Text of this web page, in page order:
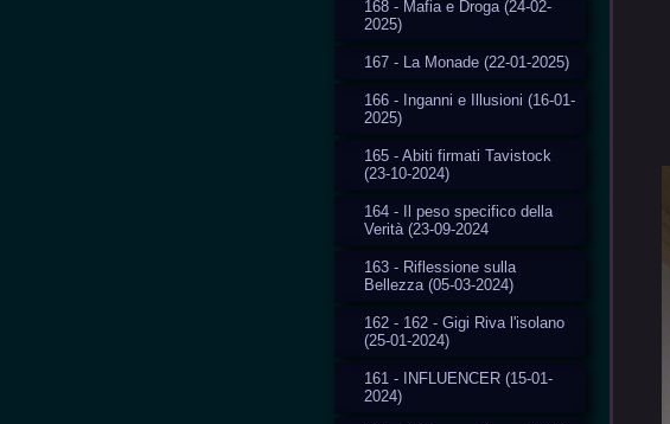
168 - Mafia e Droga (24-02-
2025)
167 - La Monade (22-01-2025)
166 - Inganni e Illusioni (16-01-
2025)
165 - Abiti firmati Tavistock
(23-10-2024)
164 - Il peso specifico della
Verità (23-09-2024
163 - Riflessione sulla
Bellezza (05-03-2024)
162 - 162 - Gigi Riva l'isolano
(25-01-2024)
161 - INFLUENCER (15-01-
2024)